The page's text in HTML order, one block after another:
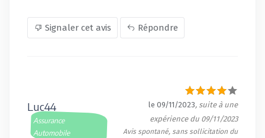
Signaler cet avis Répondre
Luc44
Assurance
Automobile
le 09/11/2023, suite à une
expérience du 09/11/2023
Avis spontané, sans sollicitation du